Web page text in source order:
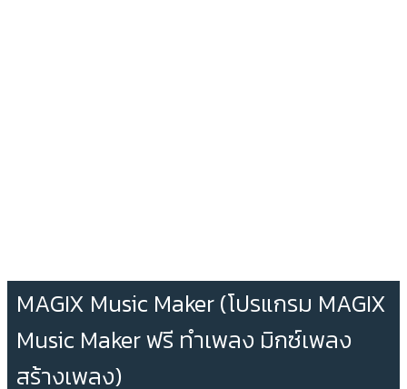
MAGIX Music Maker (โปรแกรม MAGIX
Music Maker ฟรี ทำเพลง มิกซ์เพลง
สร้างเพลง)